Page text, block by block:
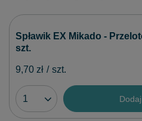
Spławik EX Mikado -
szt.
9,70 zł / szt.